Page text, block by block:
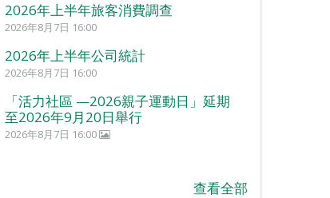
2026年上半年旅客消費調查
2026年8月7日 16:00
2026年上半年公司統計
2026年8月7日 16:00
「活力社區 —2026親子運動日」延期
至2026年9月20日舉行
2026年8月7日 16:00
查看全部